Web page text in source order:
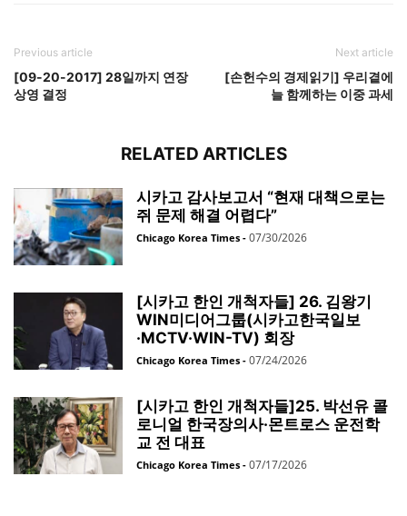
Previous article
[09-20-2017] 28일까지 연장
상영 결정
Next article
[손헌수의 경제읽기] 우리곁에
늘 함께하는 이중 과세
RELATED ARTICLES
시카고 감사보고서 “현재 대책으로는
쥐 문제 해결 어렵다”
Chicago Korea Times - 07/30/2026
[시카고 한인 개척자들] 26. 김왕기
WIN미디어그룹(시카고한국일보
·MCTV·WIN-TV) 회장
Chicago Korea Times - 07/24/2026
[시카고 한인 개척자들]25. 박선유 콜
로니얼 한국장의사·몬트로스 운전학
교 전 대표
Chicago Korea Times - 07/17/2026